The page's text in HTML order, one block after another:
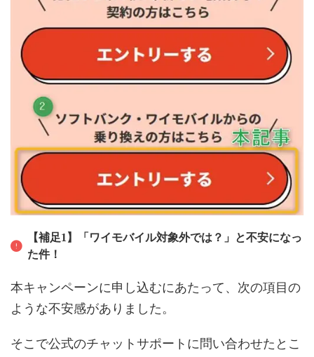
【補足1】「ワイモバイル対象外では？」と不安になっ
た件！
本キャンペーンに申し込むにあたって、次の項目の
ような不安感がありました。
そこで公式のチャットサポートに問い合わせたとこ